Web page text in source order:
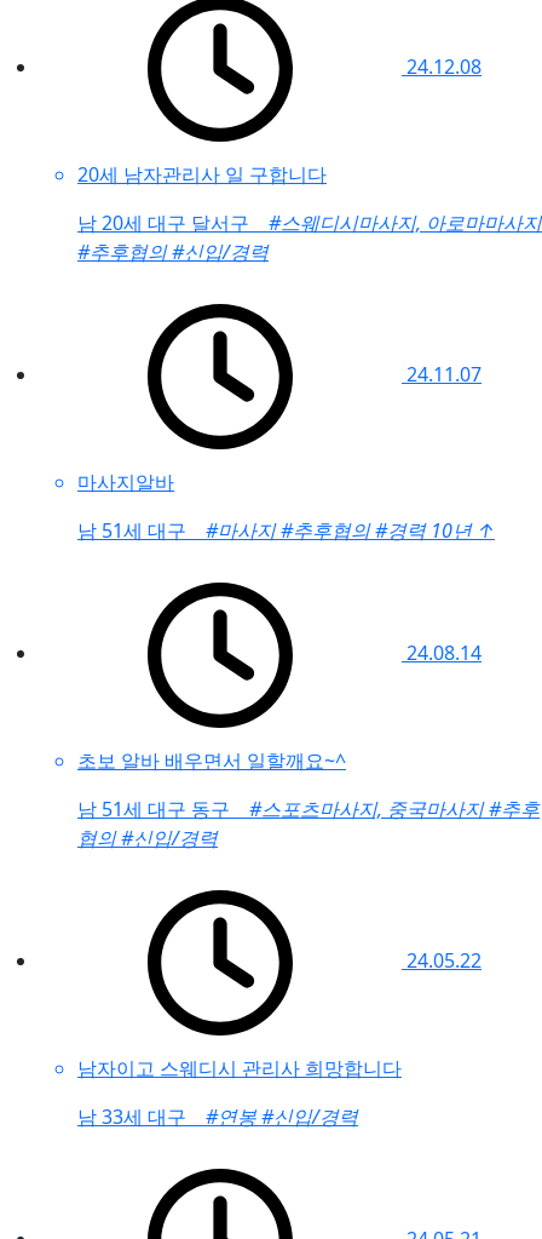
24.12.08
20세 남자관리사 일 구합니다
남20세 대구 달서구 #스웨디시마사지, 아로마마사지
#추후협의#신입/경력
24.11.07
마사지알바
남 51세 대구 #마사지#추후협의#경력 10년 ↑
24.08.14
초보 알바 배우면서 일할깨요~^
남 51세 대구 동구 #스포츠마사지, 중국마사지#추후
협의#신입/경력
24.05.22
남자이고 스웨디시 관리사 희망합니다
남33세 대구 #연봉#신입/경력